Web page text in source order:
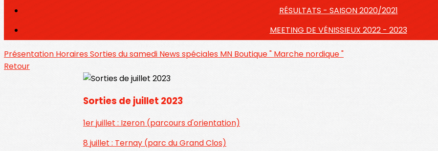
RÉSULTATS - SAISON 2020/2021
MEETING DE VÉNISSIEUX 2022 - 2023
Présentation HorairesSorties du samedi News spéciales MN Boutique " Marche nordique "
Retour
Sorties de juillet 2023
1er juillet : Izeron (parcours d'orientation)
8 juillet : Ternay (parc du Grand Clos)